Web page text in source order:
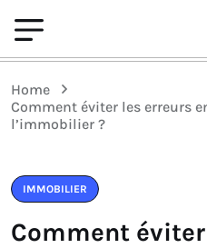
Home
Comment éviter les erreurs
l’immobilier ?
IMMOBILIER
Comment